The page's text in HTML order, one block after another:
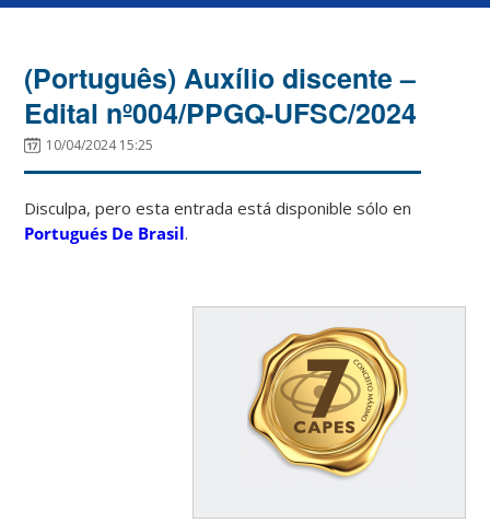
(Português) Auxílio discente –
Edital nº004/PPGQ-UFSC/2024
10/04/2024 15:25
Disculpa, pero esta entrada está disponible sólo en
Portugués De Brasil.